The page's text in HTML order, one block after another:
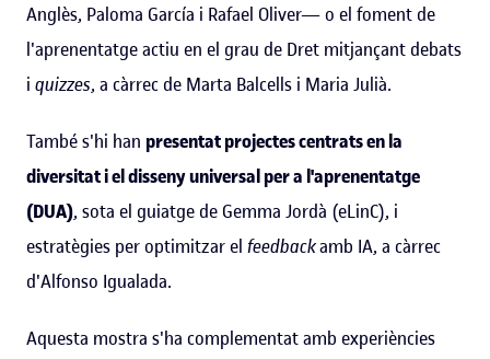
Anglès, Paloma García i Rafael Oliver— o el foment de
l'aprenentatge actiu en el grau de Dret mitjançant debats
i quizzes, a càrrec de Marta Balcells i Maria Julià.
També s'hi han presentat projectes centrats en la
diversitat i el disseny universal per a l'aprenentatge
(DUA), sota el guiatge de Gemma Jordà (eLinC), i
estratègies per optimitzar el feedbackamb IA, a càrrec
d'Alfonso Igualada.
Aquesta mostra s'ha complementat amb experiències